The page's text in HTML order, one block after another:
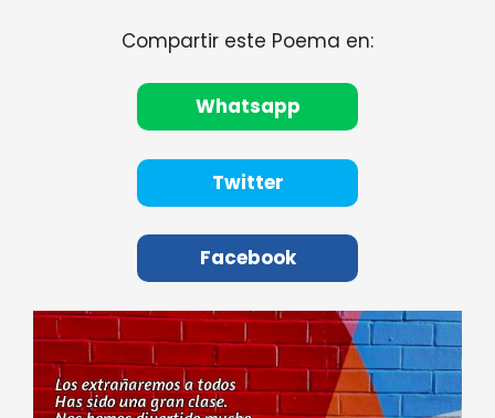
Compartir este Poema en:
Whatsapp
Twitter
Facebook